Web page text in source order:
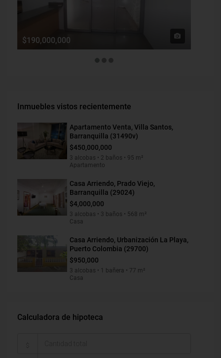
$190,000,000
Inmuebles vistos recientemente
Apartamento Venta, Villa Santos,
Barranquilla (31490v)
$450,000,000
3 alcobas • 2 baños • 95 m²
Apartamento
Casa Arriendo, Prado Viejo,
Barranquilla (29024)
$4,000,000
3 alcobas • 3 baños • 568 m²
Casa
Casa Arriendo, Urbanización La Playa,
Puerto Colombia (29700)
$950,000
3 alcobas • 1 bañera • 77 m²
Casa
Calculadora de hipoteca